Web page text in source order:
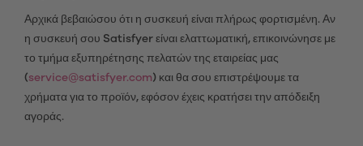
Αρχικά βεβαιώσου ότι η συσκευή είναι πλήρως φορτισμένη. Αν
η συσκευή σου Satisfyer είναι ελαττωματική, επικοινώνησε με
το τμήμα εξυπηρέτησης πελατών της εταιρείας μας
(service@satisfyer.com) και θα σου επιστρέψουμε τα
χρήματα για το προϊόν, εφόσον έχεις κρατήσει την απόδειξη
αγοράς.